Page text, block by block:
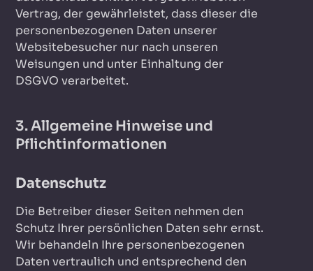
Vertrag, der gewährleistet, dass dieser die
personenbezogenen Daten unserer
Websitebesucher nur nach unseren
Weisungen und unter Einhaltung der
DSGVO verarbeitet.
3. Allgemeine Hinweise und
Pflicht­informationen
Datenschutz
Die Betreiber dieser Seiten nehmen den
Schutz Ihrer persönlichen Daten sehr ernst.
Wir behandeln Ihre personenbezogenen
Daten vertraulich und entsprechend den